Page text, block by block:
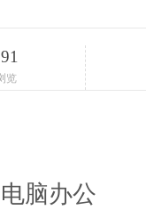
览
脑办公